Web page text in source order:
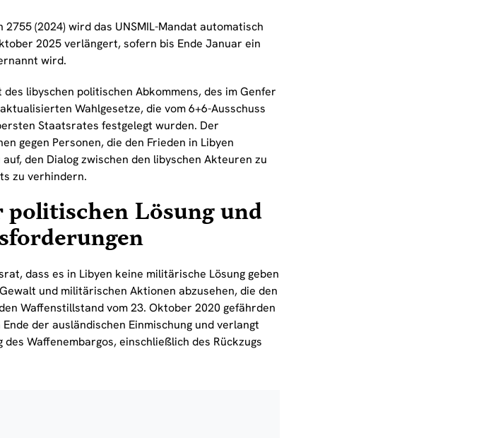
(2024) wird das UNSMIL-Mandat automatisch
2025 verlängert, sofern bis Ende Januar ein
wird.
libyschen politischen Abkommens, des im Genfer
Wahlgesetze, die vom 6+6-Ausschuss
Staatsrates festgelegt wurden. Der
gegen Personen, die den Frieden in Libyen
den Dialog zwischen den libyschen Akteuren zu
zu verhindern.
Lösung und
dass es in Libyen keine militärische Lösung geben
und militärischen Aktionen abzusehen, die den
Waffenstillstand vom 23. Oktober 2020 gefährden
der ausländischen Einmischung und verlangt
Waffenembargos, einschließlich des Rückzugs